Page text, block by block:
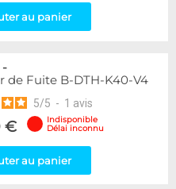
3 au panier
-
de Fuite B-DTH-K40-V4
5/5 - 1 avis
€
Indisponible
Délai inconnu
au panier